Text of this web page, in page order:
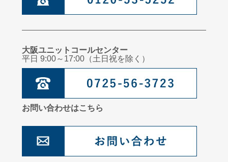
大阪ユニットコールセンター
平日 9:00～17:00（土日祝を除く）
お問い合わせはこちら